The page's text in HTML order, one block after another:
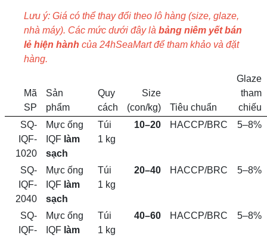
Lưu ý: Giá có thể thay đổi theo lô hàng (size, glaze,
nhà máy). Các mức dưới đây là bảng niêm yết bán
lẻ hiện hành của 24hSeaMart để tham khảo và đặt
hàng.
Mã
SP
Sản
phẩm
Quy
cách
Size
(con/kg)
Tiêu chuẩn
Glaze
tham
chiếu
SQ-
IQF-
1020
Mực ống
IQF làm
sạch
Túi
1 kg
10–20 HACCP/BRC 5–8%
SQ-
IQF-
2040
Mực ống
IQF làm
sạch
Túi
1 kg
20–40 HACCP/BRC 5–8%
SQ-
IQF-
Mực ống
IQF làm
Túi
1 kg
40–60 HACCP/BRC 5–8%